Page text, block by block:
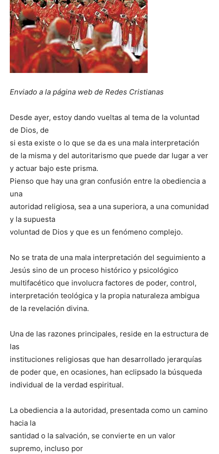
Enviado a la página web de Redes Cristianas
Desde ayer, estoy dando vueltas al tema de la voluntad
de Dios, de
si esta existe o lo que se da es una mala interpretación
de la misma y del autoritarismo que puede dar lugar a ver
y actuar bajo este prisma.
Pienso que hay una gran confusión entre la obediencia a
una
autoridad religiosa, sea a una superiora, a una comunidad
y la supuesta
voluntad de Dios y que es un fenómeno complejo.
No se trata de una mala interpretación del seguimiento a
Jesús sino de un proceso histórico y psicológico
multifacético que involucra factores de poder, control,
interpretación teológica y la propia naturaleza ambigua
de la revelación divina.
Una de las razones principales, reside en la estructura de
las
instituciones religiosas que han desarrollado jerarquías
de poder que, en ocasiones, han eclipsado la búsqueda
individual de la verdad espiritual.
La obediencia a la autoridad, presentada como un camino
hacia la
santidad o la salvación, se convierte en un valor
supremo, incluso por